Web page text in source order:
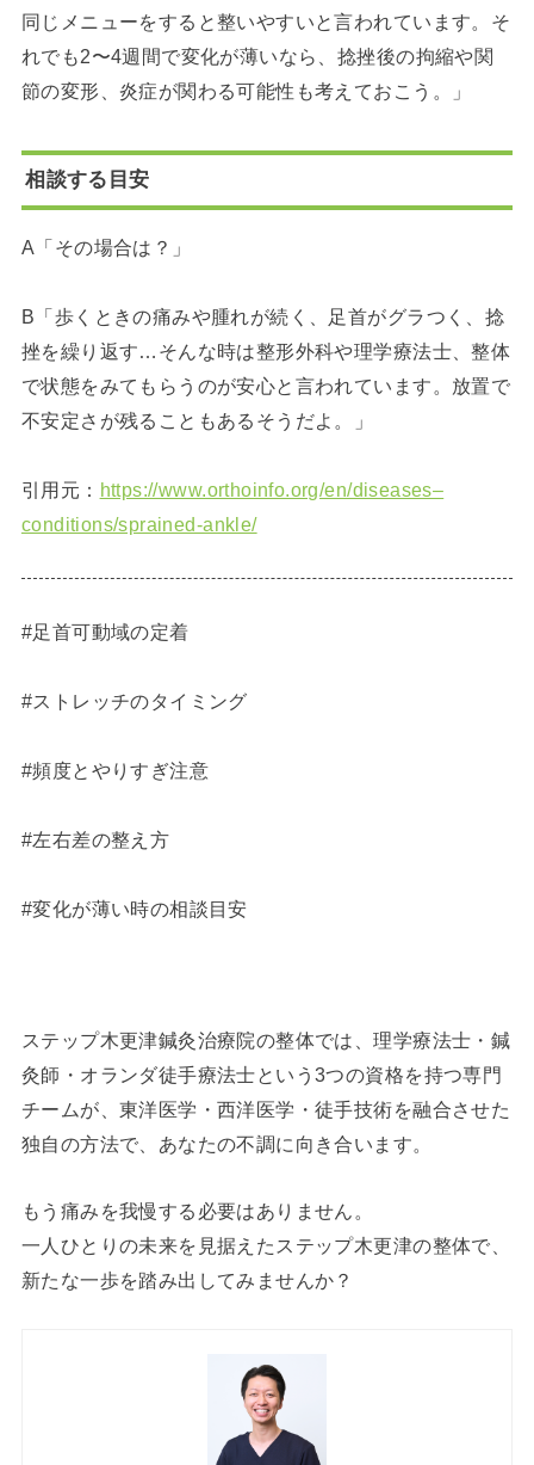
同じメニューをすると整いやすいと言われています。そ
れでも2〜4週間で変化が薄いなら、捻挫後の拘縮や関
節の変形、炎症が関わる可能性も考えておこう。」
相談する目安
A「その場合は？」
B「歩くときの痛みや腫れが続く、足首がグラつく、捻
挫を繰り返す…そんな時は整形外科や理学療法士、整体
で状態をみてもらうのが安心と言われています。放置で
不安定さが残ることもあるそうだよ。」
引用元： https://www.orthoinfo.org/en/diseases–
conditions/sprained-ankle/
#足首可動域の定着
#ストレッチのタイミング
#頻度とやりすぎ注意
#左右差の整え方
#変化が薄い時の相談目安
ステップ木更津鍼灸治療院の整体では、理学療法士・鍼
灸師・オランダ徒手療法士という3つの資格を持つ専門
チームが、東洋医学・西洋医学・徒手技術を融合させた
独自の方法で、あなたの不調に向き合います。
もう痛みを我慢する必要はありません。
一人ひとりの未来を見据えたステップ木更津の整体で、
新たな一歩を踏み出してみませんか？